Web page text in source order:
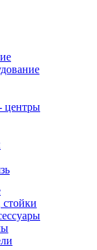
центры